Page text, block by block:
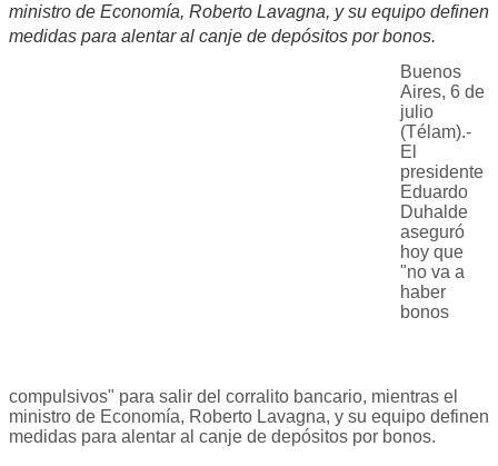
ministro de Economía, Roberto Lavagna, y su equipo definen
medidas para alentar al canje de depósitos por bonos.
Buenos
Aires, 6 de
julio
(Télam).-
El
presidente
Eduardo
Duhalde
aseguró
hoy que
"no va a
haber
bonos
compulsivos" para salir del corralito bancario, mientras el
ministro de Economía, Roberto Lavagna, y su equipo definen
medidas para alentar al canje de depósitos por bonos.